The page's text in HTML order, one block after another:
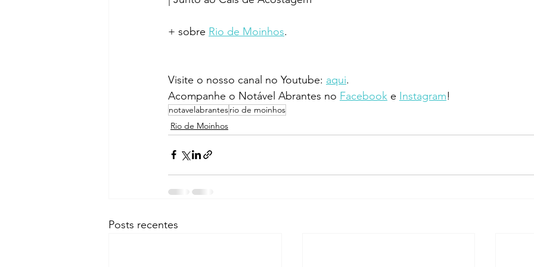
+ sobre Rio de Moinhos.
Visite o nosso canal no Youtube: aqui.
Acompanhe o Notável Abrantes no Facebook e Instagram!
notavelabrantesrio de moinhos
Rio de Moinhos
Posts recentes